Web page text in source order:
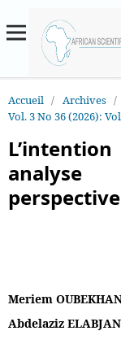
Accueil / Archives /
Vol. 3 No 36 (2026):
Meriem
Abdelaziz